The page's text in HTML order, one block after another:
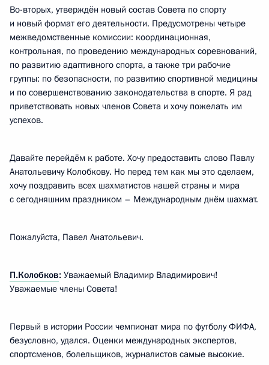
Во-вторых, утверждён новый состав Совета по спорту
и новый формат его деятельности. Предусмотрены четыре
межведомственные комиссии: координационная,
контрольная, по проведению международных соревнований,
по развитию адаптивного спорта, а также три рабочие
группы: по безопасности, по развитию спортивной медицины
и по совершенствованию законодательства в спорте. Я рад
приветствовать новых членов Совета и хочу пожелать им
успехов.
Давайте перейдём к работе. Хочу предоставить слово Павлу
Анатольевичу Колобкову. Но перед тем как мы это сделаем,
хочу поздравить всех шахматистов нашей страны и мира
с сегодняшним праздником – Международным днём шахмат.
Пожалуйста, Павел Анатольевич.
П.Колобков: Уважаемый Владимир Владимирович!
Уважаемые члены Совета!
Первый в истории России чемпионат мира по футболу ФИФА,
безусловно, удался. Оценки международных экспертов,
спортсменов, болельщиков, журналистов самые высокие.